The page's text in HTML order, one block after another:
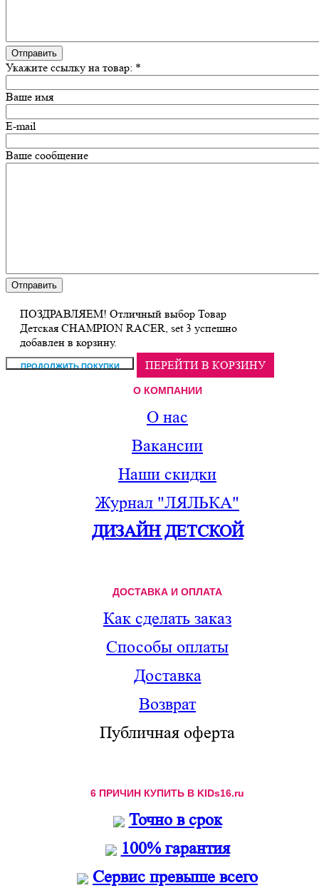
Укажите ссылку на товар: *
Ваше имя
E-mail
Ваше сообщение
ПОЗДРАВЛЯЕМ! Отличный выбор Товар
Детская CHAMPION RACER, set 3 успешно
добавлен в корзину.
ПЕРЕЙТИ В КОРЗИНУ
О КОМПАНИИ
О нас
Вакансии
Наши скидки
Журнал "ЛЯЛЬКА"
ДИЗАЙН ДЕТСКОЙ
ДОСТАВКА И ОПЛАТА
Как сделать заказ
Способы оплаты
Доставка
Возврат
Публичная оферта
6 ПРИЧИН КУПИТЬ В KIDs16.ru
Точно в срок
100% гарантия
Сервис превыше всего